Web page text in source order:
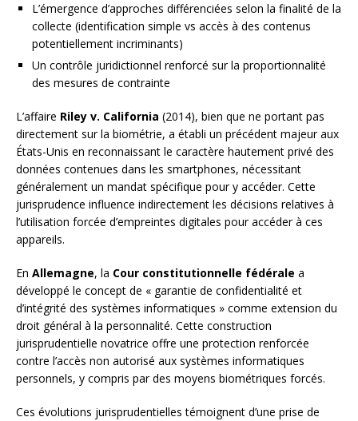
L’émergence d’approches différenciées selon la finalité de la
collecte (identification simple vs accès à des contenus
potentiellement incriminants)
Un contrôle juridictionnel renforcé sur la proportionnalité
des mesures de contrainte
L’affaire Riley v. California (2014), bien que ne portant pas
directement sur la biométrie, a établi un précédent majeur aux
États-Unis en reconnaissant le caractère hautement privé des
données contenues dans les smartphones, nécessitant
généralement un mandat spécifique pour y accéder. Cette
jurisprudence influence indirectement les décisions relatives à
l’utilisation forcée d’empreintes digitales pour accéder à ces
appareils.
En Allemagne, la Cour constitutionnelle fédérale a
développé le concept de « garantie de confidentialité et
d’intégrité des systèmes informatiques » comme extension du
droit général à la personnalité. Cette construction
jurisprudentielle novatrice offre une protection renforcée
contre l’accès non autorisé aux systèmes informatiques
personnels, y compris par des moyens biométriques forcés.
Ces évolutions jurisprudentielles témoignent d’une prise de